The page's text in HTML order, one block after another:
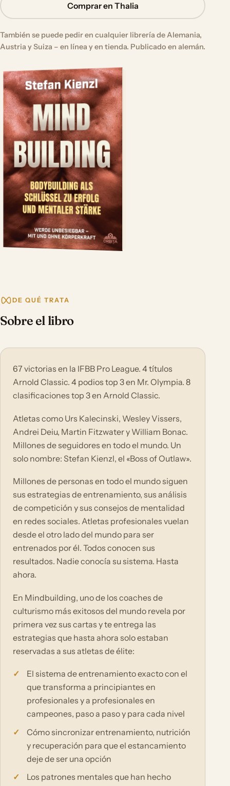
Comprar en Thalia
También se puede pedir en cualquier librería de Alemania,
Austria y Suiza – en línea y en tienda. Publicado en alemán.
DE QUÉ TRATA
Sobre el libro
67 victorias en la IFBB Pro League. 4 títulos
Arnold Classic. 4 podios top 3 en Mr. Olympia. 8
clasificaciones top 3 en Arnold Classic.
Atletas como Urs Kalecinski, Wesley Vissers,
Andrei Deiu, Martin Fitzwater y William Bonac.
Millones de seguidores en todo el mundo. Un
solo nombre: Stefan Kienzl, el «Boss of Outlaw».
Millones de personas en todo el mundo siguen
sus estrategias de entrenamiento, sus análisis
de competición y sus consejos de mentalidad
en redes sociales. Atletas profesionales vuelan
desde el otro lado del mundo para ser
entrenados por él. Todos conocen sus
resultados. Nadie conocía su sistema. Hasta
ahora.
En Mindbuilding, uno de los coaches de
culturismo más exitosos del mundo revela por
primera vez sus cartas y te entrega las
estrategias que hasta ahora solo estaban
reservadas a sus atletas de élite:
El sistema de entrenamiento exacto con el
que transforma a principiantes en
profesionales y a profesionales en
campeones, paso a paso y para cada nivel
Cómo sincronizar entrenamiento, nutrición
y recuperación para que el estancamiento
deje de ser una opción
Los patrones mentales que han hecho